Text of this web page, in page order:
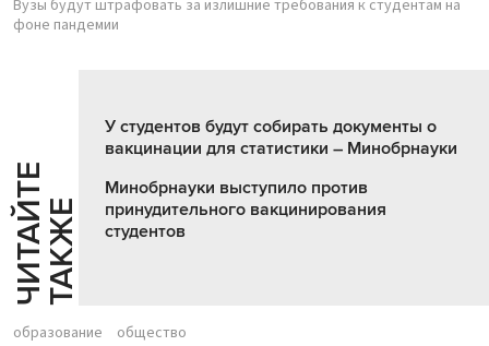
Вузы будут штрафовать за излишние требования к студентам на
фоне пандемии
Ч
И
Т
АЙ
Т
Е
Т
А
К
ЖЕ
У студентов будут собирать документы о
вакцинации для статистики – Минобрнауки
Минобрнауки выступило против
принудительного вакцинирования
студентов
образование общество